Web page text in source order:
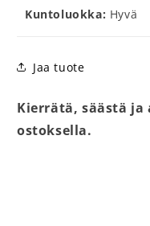
Kuntoluokka: Hyvä
Jaa tuote
Kierrätä, säästä
ostoksella.